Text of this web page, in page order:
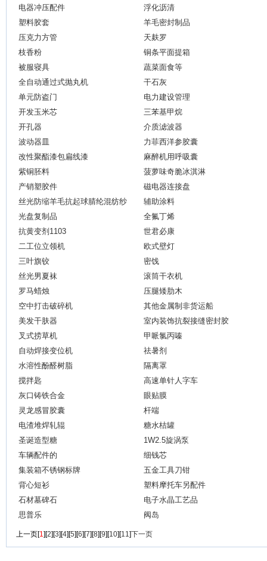
电器冲压配件
浮化沥清
塑料胶套
羊毛密封制品
压克力方管
天麸罗
枝香粉
铜条平面提箱
被服寝具
蔬菜面食等
全自动通过式抛丸机
干石灰
单元防盗门
电力建设管理
开发玉米芯
三苯基甲烷
开孔器
介质滤波器
波动器皿
力菲西洋参胶囊
改性聚酯漆包扁线漆
麻醉机用呼吸囊
紫铜胚料
菠萝味奇脆冰淇淋
产销塑胶件
磁电器连接盘
丝光防缩羊毛抗起球腈纶混纺纱
辅助涂料
光盘复制品
全氟丁烯
抗黄变剂1103
世君必康
二工位立领机
欧式壁灯
三叶旗铰
密饯
丝光男夏袜
滚筒干衣机
罗马蜡烛
压腿矮肋木
空中打击破碎机
其他金属制非货运船
美发干肤器
室内装饰抗裂接缝密封胶
叉式捞草机
甲哌氯丙嗪
自动焊接变位机
祛暑剂
水溶性酚醛树脂
隔离罩
搅拌匙
高速单针人字车
灰口铸铁合金
眼贴膜
灵龙感冒胶囊
杆端
电渣堆焊轧辊
糖水桔罐
圣诞造型糖
1W2.5旋涡泵
车辆配件的
细钱芯
集装箱不锈钢标牌
五金工具刀钳
背心短衫
塑料摩托车另配件
石材墓碑石
电子水晶工艺品
思普乐
阀岛
上一页[1][2][3][4][5][6][7][8][9][10][11]下一页